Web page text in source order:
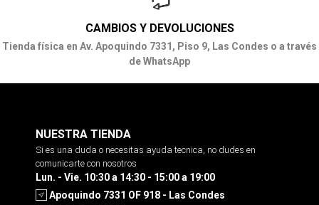
CAMBIOS Y DEVOLUCIONES
Tienda física en Av. Apoquindo 7331, Piso 9, Las Condes o a través
de WhatsApp
NUESTRA TIENDA
Si es una duda o necesitas ayuda tecnica, no dudes en
comunicarte con nosotros
Lun. - Vie. 10:30 a 14:30 - 15:00 a 19:00
Apoquindo 7331 OF 918 - Las Condes